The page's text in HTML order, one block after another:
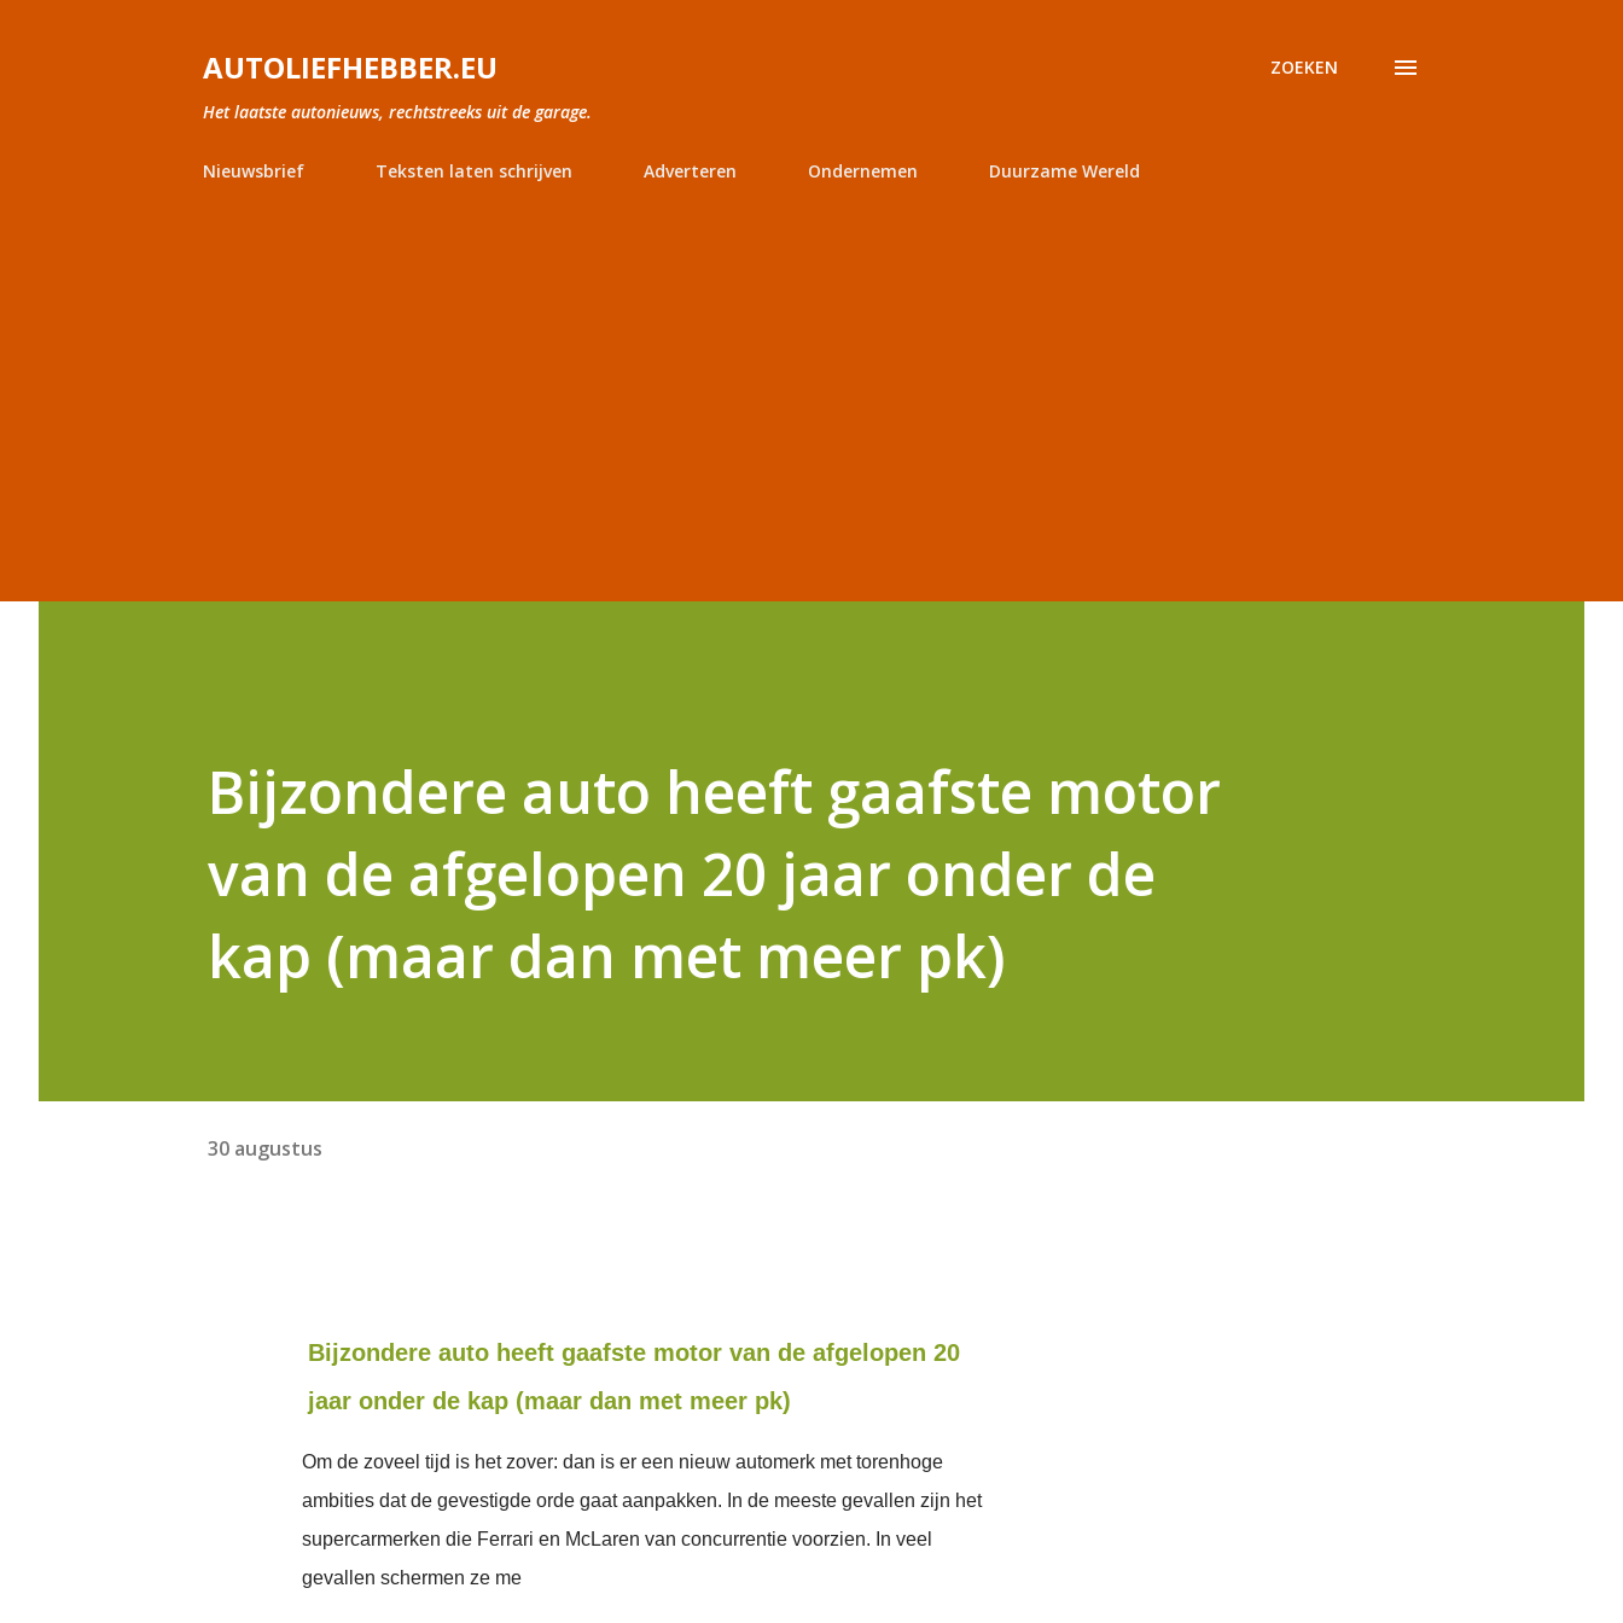
AUTOLIEFHEBBER.EU
Het laatste autonieuws, rechtstreeks uit de garage.
ZOEKEN
Nieuwsbrief Teksten laten schrijven Adverteren Ondernemen Duurzame Wereld
Bijzondere auto heeft gaafste motor
van de afgelopen 20 jaar onder de
kap (maar dan met meer pk)
30 augustus
Bijzondere auto heeft gaafste motor van de afgelopen 20
jaar onder de kap (maar dan met meer pk)
Om de zoveel tijd is het zover: dan is er een nieuw automerk met torenhoge
ambities dat de gevestigde orde gaat aanpakken. In de meeste gevallen zijn het
supercarmerken die Ferrari en McLaren van concurrentie voorzien. In veel
gevallen schermen ze me